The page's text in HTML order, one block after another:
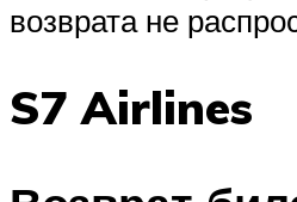
возврата не
S7 Airlines